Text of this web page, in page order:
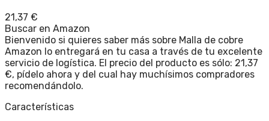
21,37 €
Buscar en Amazon
Bienvenido si quieres saber más sobre Malla de cobre
Amazon lo entregará en tu casa a través de tu excelente
servicio de logística. El precio del producto es sólo: 21,37
€, pídelo ahora y del cual hay muchísimos compradores
recomendándolo.
Características